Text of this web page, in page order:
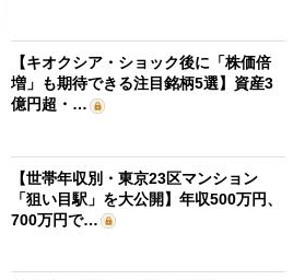
【キオクシア・ショック後に「株価倍
増」も期待できる注目銘柄5選】資産3
億円超・…
【世帯年収別・東京23区マンション
「狙い目駅」を大公開】年収500万円、
700万円で…